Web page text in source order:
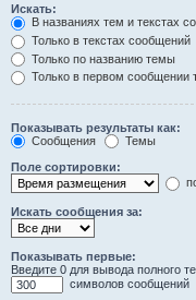
Искать:
В названиях тем и текстах
Только в текстах сообщений
Только по названию темы
Только в первом сообщении
Показывать результаты как:
Сообщения
Темы
Поле сортировки:
Искать сообщения за:
Показывать первые:
Введите 0 для вывода полного
символов сообщений